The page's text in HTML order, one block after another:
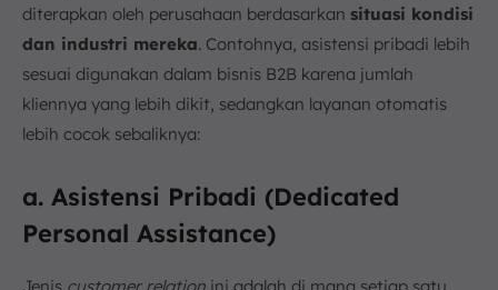
diterapkan oleh perusahaan berdasarkan situasi kondisi
dan industri mereka. Contohnya, asistensi pribadi lebih
sesuai digunakan dalam bisnis B2B karena jumlah
kliennya yang lebih dikit, sedangkan layanan otomatis
lebih cocok sebaliknya:
a. Asistensi Pribadi (Dedicated
Personal Assistance)
Jenis customer relation ini adalah di mana setiap satu